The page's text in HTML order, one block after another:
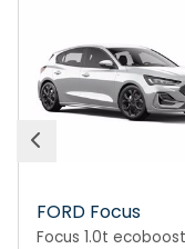
FORD Focus